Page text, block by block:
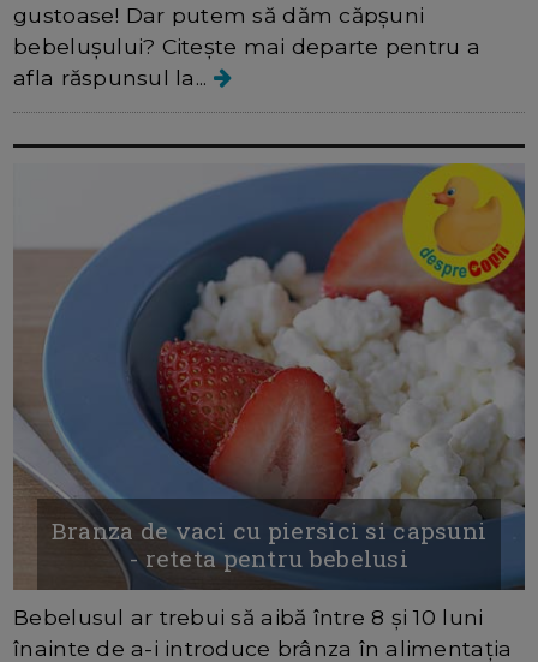
gustoase! Dar putem să dăm căpșuni
bebelușului? Citește mai departe pentru a
afla răspunsul la...
Branza de vaci cu piersici si capsuni
- reteta pentru bebelusi
Bebelusul ar trebui să aibă între 8 și 10 luni
înainte de a-i introduce brânza în alimentația